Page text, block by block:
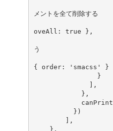
メントを全て削除する
oveAll : true
},
う
{
order: 'smacss'
}
}
],
},
canPrint
})
],
},